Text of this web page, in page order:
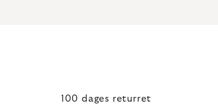
100 dages returret